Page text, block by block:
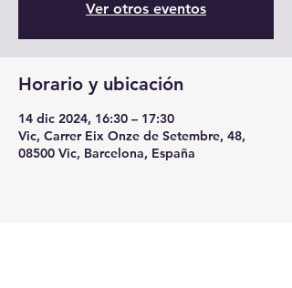
Ver otros eventos
Horario y ubicación
14 dic 2024, 16:30 – 17:30
Vic, Carrer Eix Onze de Setembre, 48,
08500 Vic, Barcelona, España